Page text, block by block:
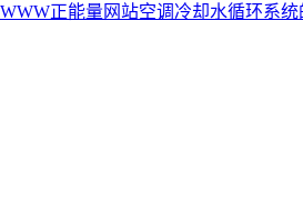
正能量网站空调冷却水循环系统